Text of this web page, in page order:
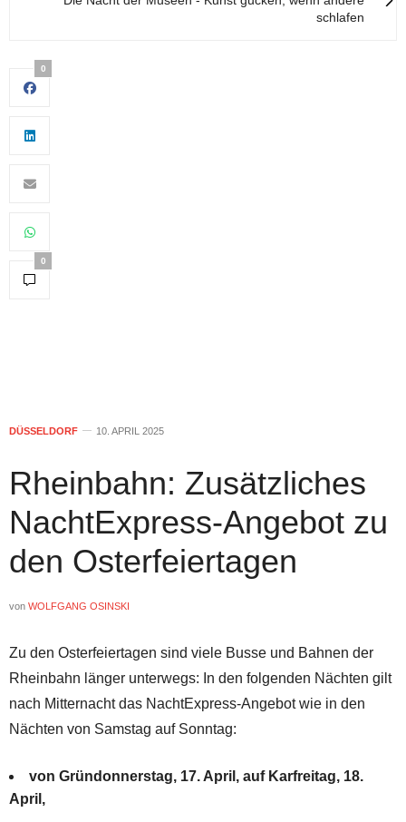
schlafen
0
0
DÜSSELDORF 10. APRIL 2025
Rheinbahn: Zusätzliches
NachtExpress-Angebot zu
den Osterfeiertagen
von WOLFGANG OSINSKI
Zu den Osterfeiertagen sind viele Busse und Bahnen der
Rheinbahn länger unterwegs: In den folgenden Nächten gilt
nach Mitternacht das NachtExpress-Angebot wie in den
Nächten von Samstag auf Sonntag:
von Gründonnerstag, 17. April, auf Karfreitag, 18.
April,